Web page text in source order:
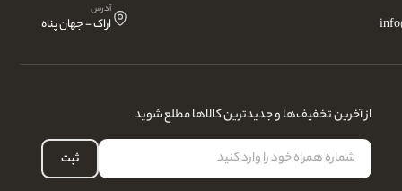
آدرس
اراک - جهان پناه
از آخرین تخفیف‌ها و جدیدترین کالاها مطلع شوید
ثبت